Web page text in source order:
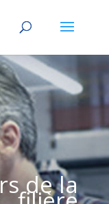
de la